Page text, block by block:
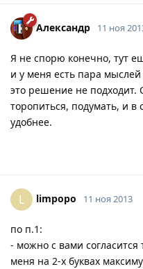
Александр 11 ноя
Я не спорю конечно, тут
и у меня есть пара
это решение не
торопиться, подумать, и
удобнее.
L limpopo 11 ноя 2013
по п.1:
- можно с вами
меня на 2-х буквах